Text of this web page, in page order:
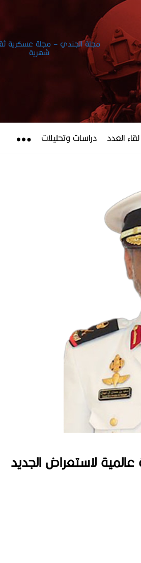
لقاء العدد دراسات وتحليلات
لاستعراض الجديد